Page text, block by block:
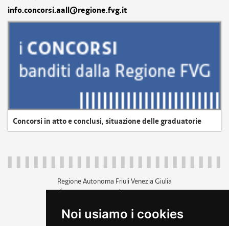
Noi usiamo i cookies
info.concorsi.aall@regione.fvg.it
Concorsi in atto e conclusi, situazione delle graduatorie
Regione Autonoma Friuli Venezia Giulia
c.f. 80014930327; p.iva 00526040324
+39 040 3771111